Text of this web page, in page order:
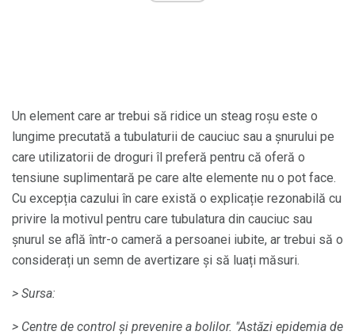
Un element care ar trebui să ridice un steag roșu este o
lungime precutată a tubulaturii de cauciuc sau a șnurului pe
care utilizatorii de droguri îl preferă pentru că oferă o
tensiune suplimentară pe care alte elemente nu o pot face.
Cu excepția cazului în care există o explicație rezonabilă cu
privire la motivul pentru care tubulatura din cauciuc sau
șnurul se află într-o cameră a persoanei iubite, ar trebui să o
considerați un semn de avertizare și să luați măsuri.
> Sursa:
> Centre de control și prevenire a bolilor. "Astăzi epidemia de